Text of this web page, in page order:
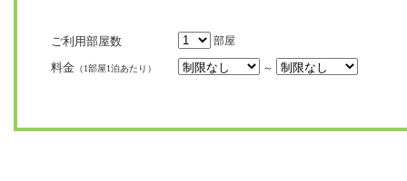
ご利用部屋数 部屋
料金 （1部屋1泊あたり） ～